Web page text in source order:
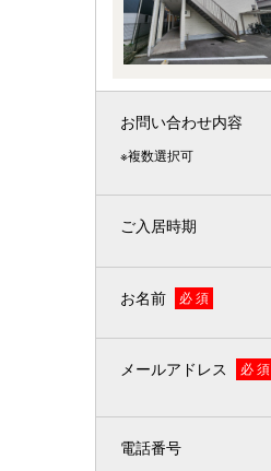
お問い合わせ内容
※複数選択可
ご入居時期
お名前 必 須
メールアドレス 必 須
電話番号